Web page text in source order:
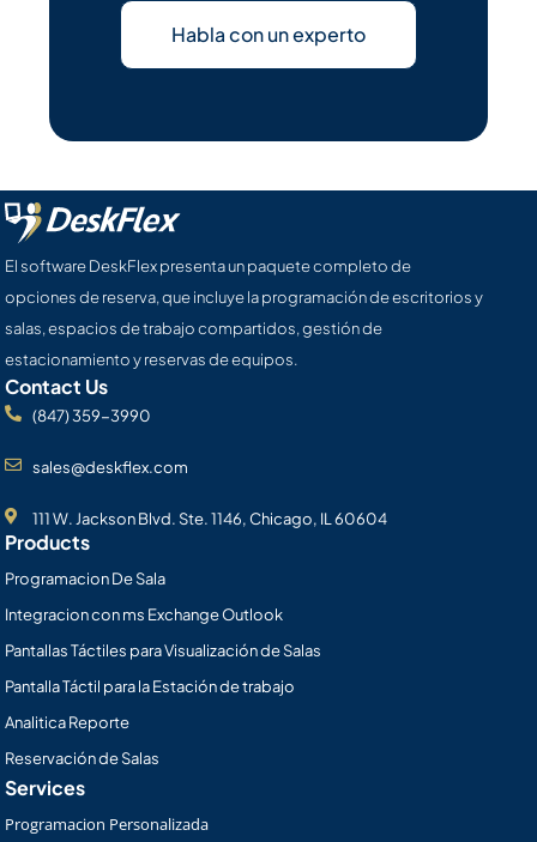
Habla con un experto
El software DeskFlex presenta un paquete completo de
opciones de reserva, que incluye la programación de escritorios y
salas, espacios de trabajo compartidos, gestión de
estacionamiento y reservas de equipos.
Contact Us
(847) 359-3990
sales@deskflex.com
111 W. Jackson Blvd. Ste. 1146, Chicago, IL 60604
Products
Programacion De Sala
Integracion con ms Exchange Outlook
Pantallas Táctiles para Visualización de Salas
Pantalla Táctil para la Estación de trabajo
Analitica Reporte
Reservación de Salas
Services
Programacion Personalizada